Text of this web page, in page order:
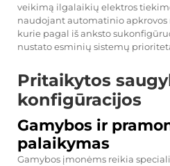
veikimą ilgalaikių elektros
naudojant automatinio
kurie pagal iš anksto
nustato esminių sistemų
Pritaikytos
konfigūracijos
Gamybos ir
palaikymas
Gamybos įmonėms reikia